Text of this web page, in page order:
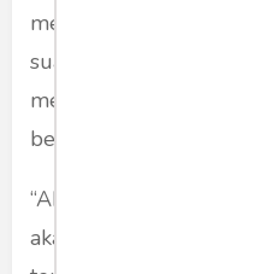
meninggal belum
suami menanggapi
menduga jawaban
beban.
“Aku gak bisa
akan aku ambil